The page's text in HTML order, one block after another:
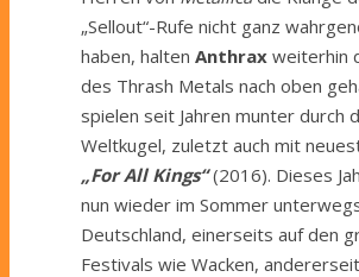
„Sellout“-Rufe nicht ganz
haben, halten Anthrax weiterhin
des Thrash Metals nach oben
spielen seit Jahren munter durch
Weltkugel, zuletzt auch mit
„For All Kings“(2016). Dieses
nun wieder im Sommer
Deutschland, einerseits auf den
Festivals wie Wacken,